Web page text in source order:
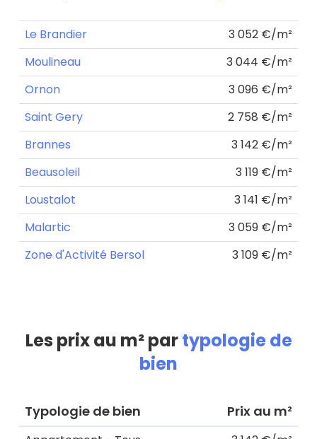
Le Brandier
3 052 €/m²
Moulineau
3 044 €/m²
Ornon
3 096 €/m²
Saint Gery
2 758 €/m²
Brannes
3 142 €/m²
Beausoleil
3 119 €/m²
Loustalot
3 141 €/m²
Malartic
3 059 €/m²
Zone d'Activité Bersol
3 109 €/m²
Les prix au m² partypologie de
bien
Typologie de bien Prix au m²